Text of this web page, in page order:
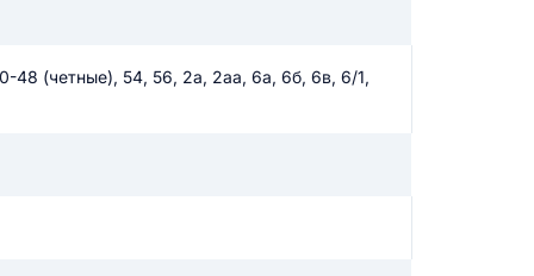
48 (четные), 54, 56, 2а, 2аа, 6а, 6б, 6в, 6/1,